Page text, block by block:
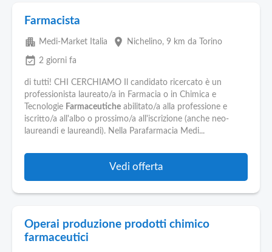
Farmacista
apartment Medi-Market Italia place Nichelino, 9 km da Torino
event_available 2 giorni fa
di tutti! CHI CERCHIAMO Il candidato ricercato è un
professionista laureato/a in Farmacia o in Chimica e
Tecnologie Farmaceutiche abilitato/a alla professione e
iscritto/a all'albo o prossimo/a all'iscrizione (anche neo-
laureandi e laureandi). Nella Parafarmacia Medi...
Vedi offerta
Operai produzione prodotti chimico
farmaceutici